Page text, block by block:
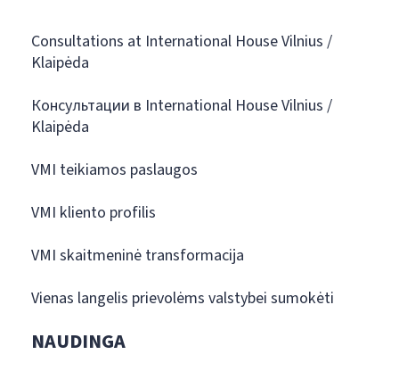
Consultations at International House Vilnius /
Klaipėda
Консультации в International House Vilnius /
Klaipėda
VMI teikiamos paslaugos
VMI kliento profilis
VMI skaitmeninė transformacija
Vienas langelis prievolėms valstybei sumokėti
NAUDINGA